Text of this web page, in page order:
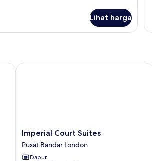
Lihat harga
Imperial
Court
Suites
Pusat
Imperial Court Suites
Pusat Bandar London
Dapur
Imperial Court Suites